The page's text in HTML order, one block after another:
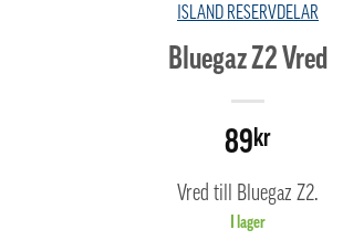
ISLAND RESERVDELAR
Bluegaz Z2 Vred
89kr
Vred till Bluegaz Z2.
I lager